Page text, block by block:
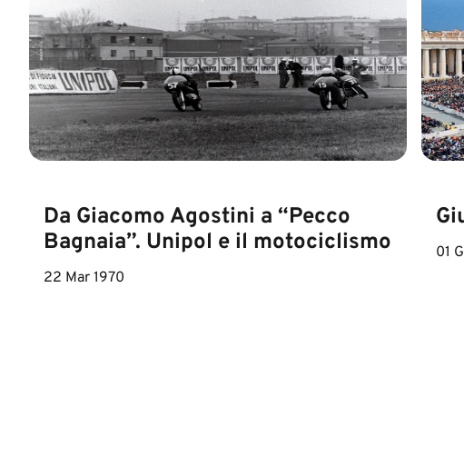
Da Giacomo Agostini a “Pecco
Bagnaia”. Unipol e il motociclismo
22 Mar 1970
01